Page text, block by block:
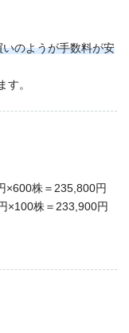
のようが手数料が安
。
株＝235,800円
株＝233,900円